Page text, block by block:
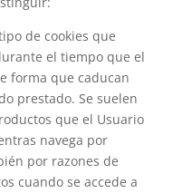
de cookies que
el tiempo que el
forma que caducan
prestado. Se suelen
que el Usuario
navega por
por razones de
cuando se accede a